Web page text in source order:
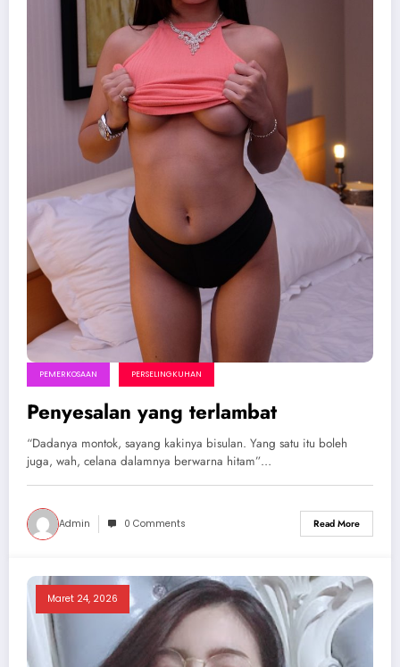
PEMERKOSAAN PERSELINGKUHAN
Penyesalan yang terlambat
“Dadanya montok, sayang kakinya bisulan. Yang satu itu boleh
juga, wah, celana dalamnya berwarna hitam”…
Admin 0 Comments Read More
Maret 24, 2026